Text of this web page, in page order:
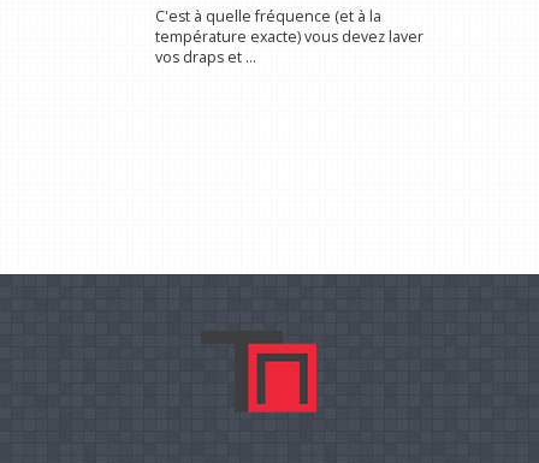
C'est à quelle fréquence (et à la
température exacte) vous devez laver
vos draps et ...